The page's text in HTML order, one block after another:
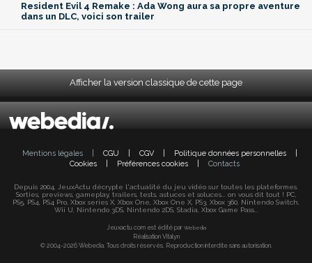
Resident Evil 4 Remake : Ada Wong aura sa propre aventure
dans un DLC, voici son trailer
Afficher la version classique de cette page
Mentions légales CGU CGV Politique données personnelles
Cookies
Préférences cookies Contacts
Depuis 2004, JeuxActu décrypte l'actualité du jeu vidéo sur toutes les plateformes.
Sorties, previews, gameplay, trailers, tests, astuces et soluces... on vous dit tout ! PC,
PS5, PS4, PS4 Pro, Xbox series X, Xbox One, Xbox One X, PS3, Xbox 360, Nintendo Switch,
Wii U, Nintendo 3DS, Nintendo 2DS, Stadia, Xbox Game Pass...
Jeuxactu.com est édité par Webedia
Réalisation Vitalyn
© 2004-2026 Webedia. Tous droits réservés. Reproduction interdite sans autorisation.